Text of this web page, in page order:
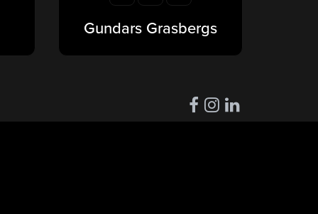
Gundars Grasbergs